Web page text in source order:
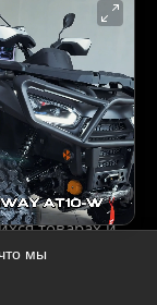
СОФИЙСКАЯ
6Б
piter.ru
943 09 38
считаться
получения
товарах и
на
мы